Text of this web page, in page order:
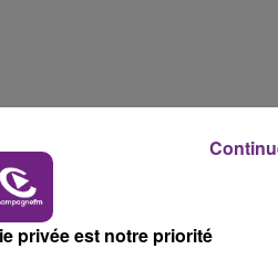
gratuit
privée est notre priorité